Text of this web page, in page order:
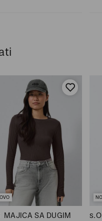
MAJICA SA DUGIM